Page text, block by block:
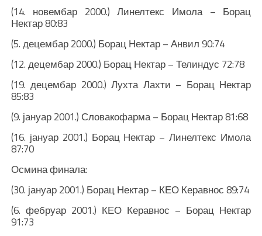
(14. новембар 2000.) Линелтекс Имола – Борац
Нектар 80:83
(5. децембар 2000.) Борац Нектар – Анвил 90:74
(12. децембар 2000.) Борац Нектар – Телиндус 72:78
(19. децембар 2000.) Лухта Лахти – Борац Нектар
85:83
(9. јануар 2001.) Словакофарма – Борац Нектар 81:68
(16. јануар 2001.) Борац Нектар – Линелтекс Имола
87:70
Осмина финала:
(30. јануар 2001.) Борац Нектар – КЕО Керавнос 89:74
(6. фебруар 2001.) КЕО Керавнос – Борац Нектар
91:73